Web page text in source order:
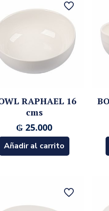
RAPHAEL 16
cms
₲ 25.000
Añadir al carrito